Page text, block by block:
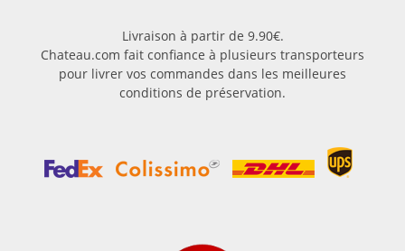
Livraison à partir de 9.90€.
Chateau.com fait confiance à plusieurs transporteurs
pour livrer vos commandes dans les meilleures
conditions de préservation.